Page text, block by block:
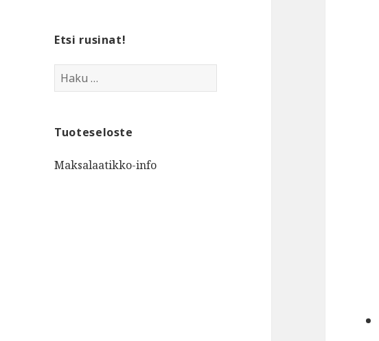
Etsi rusinat!
Haku:
Tuoteseloste
Maksalaatikko-info